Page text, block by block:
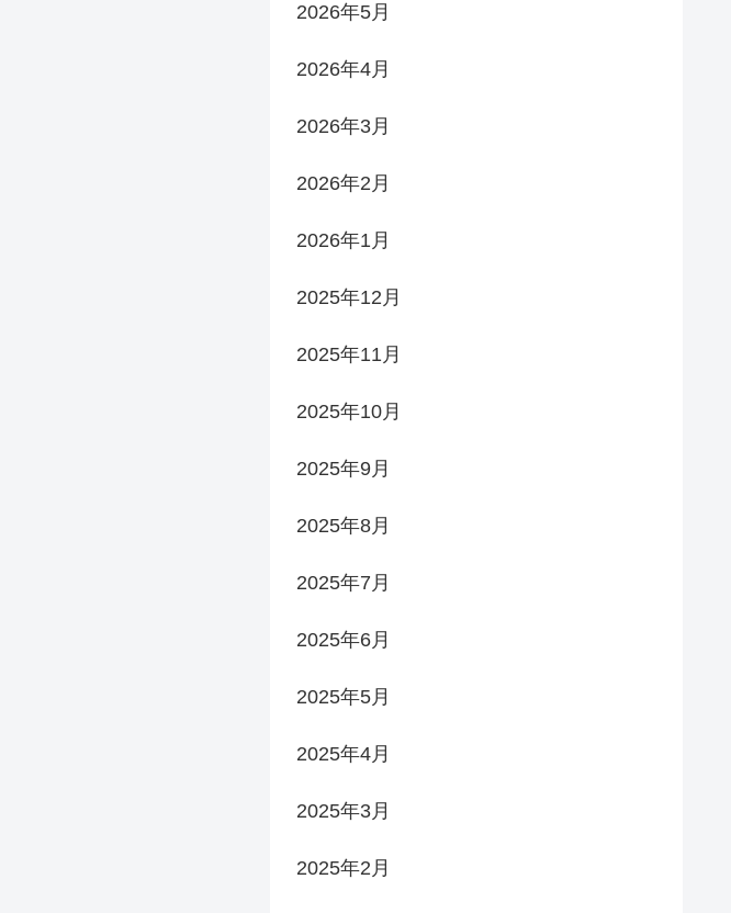
2026年5月
2026年4月
2026年3月
2026年2月
2026年1月
2025年12月
2025年11月
2025年10月
2025年9月
2025年8月
2025年7月
2025年6月
2025年5月
2025年4月
2025年3月
2025年2月